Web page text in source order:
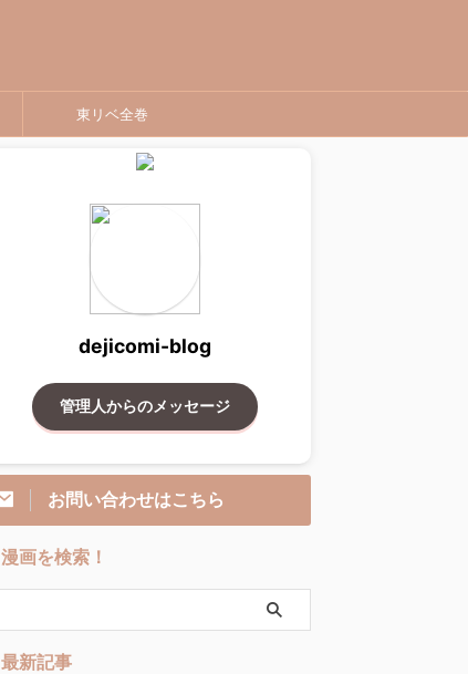
東リベ全巻
dejicomi-blog
管理人からのメッセージ
お問い合わせはこちら
漫画を検索！
最新記事